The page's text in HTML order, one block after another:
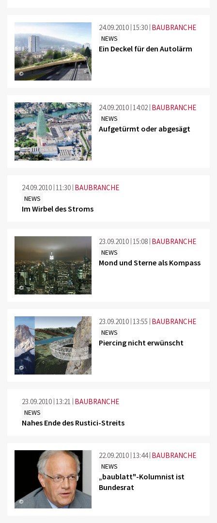
©
24.09.2010 15:30 BAUBRANCHE
NEWS
Ein Deckel für den Autolärm
©
24.09.2010 14:02 BAUBRANCHE
NEWS
Aufgetürmt oder abgesägt
24.09.2010 11:30 BAUBRANCHE
NEWS
Im Wirbel des Stroms
©
23.09.2010 15:08 BAUBRANCHE
NEWS
Mond und Sterne als Kompass
©
23.09.2010 13:55 BAUBRANCHE
NEWS
Piercing nicht erwünscht
23.09.2010 13:21 BAUBRANCHE
NEWS
Nahes Ende des Rustici-Streits
©
22.09.2010 13:44 BAUBRANCHE
NEWS
„baublatt"-Kolumnist ist
Bundesrat